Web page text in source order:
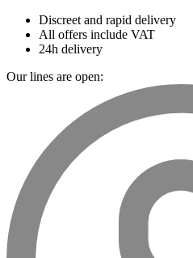
Discreet and rapid delivery
All offers include VAT
24h delivery
Our lines are open: